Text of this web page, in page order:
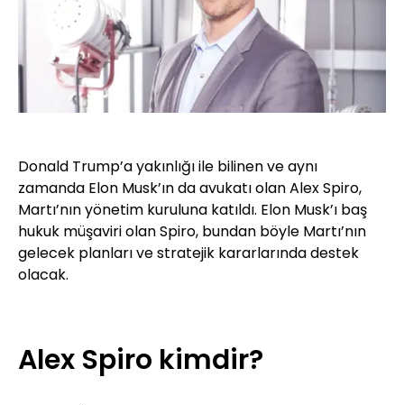
Donald Trump’a yakınlığı ile bilinen ve aynı
zamanda Elon Musk’ın da avukatı olan Alex Spiro,
Martı’nın yönetim kuruluna katıldı. Elon Musk’ı baş
hukuk müşaviri olan Spiro, bundan böyle Martı’nın
gelecek planları ve stratejik kararlarında destek
olacak.
Alex Spiro kimdir?